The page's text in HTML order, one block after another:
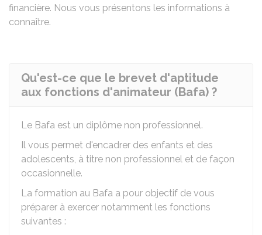
financière. Nous vous présentons les informations à
connaître.
Qu'est-ce que le brevet d'aptitude
aux fonctions d'animateur (Bafa) ?
Le Bafa est un diplôme non professionnel.
Il vous permet d'encadrer des enfants et des
adolescents, à titre non professionnel et de façon
occasionnelle.
La formation au Bafa a pour objectif de vous
préparer à exercer notamment les fonctions
suivantes :